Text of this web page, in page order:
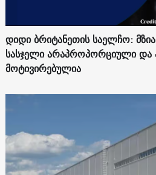
დიდი ბრიტანეთის საელჩო:
სასჯელი არაპროპორციული
მოტივირებულია